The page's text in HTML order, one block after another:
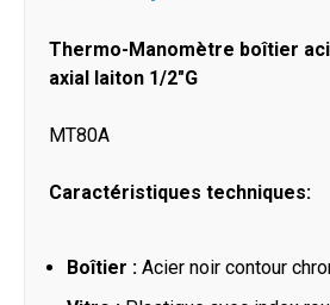
Thermo-Manomètre boîtier
axial laiton 1/2"G
MT80A
Caractéristiques techniques:
Boîtier : Acier noir contour